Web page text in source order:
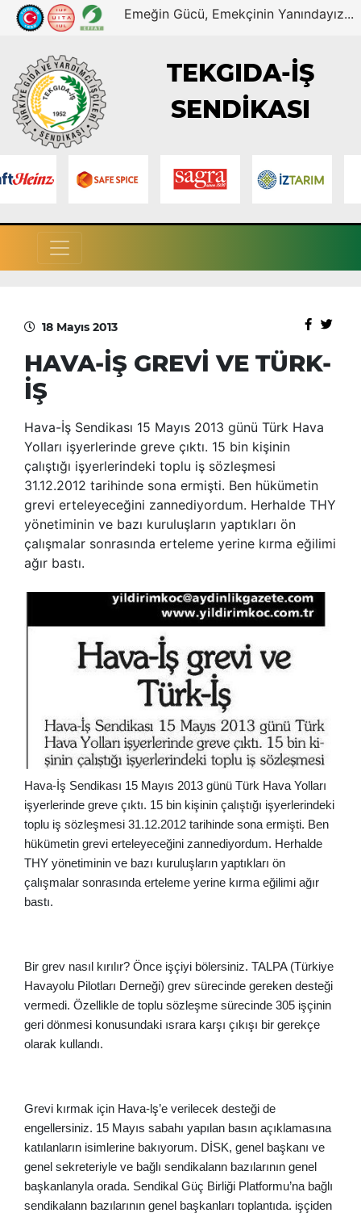
Emeğin Gücü, Emekçinin Yanındayız...
TEKGIDA-İŞ
SENDİKASI
18 Mayıs 2013
HAVA-İŞ GREVİ VE TÜRK-
İŞ
Hava-İş Sendikası 15 Mayıs 2013 günü Türk Hava
Yolları işyerlerinde greve çıktı. 15 bin kişinin
çalıştığı işyerlerindeki toplu iş sözleşmesi
31.12.2012 tarihinde sona ermişti. Ben hükümetin
grevi erteleyeceğini zannediyordum. Herhalde THY
yönetiminin ve bazı kuruluşların yaptıkları ön
çalışmalar sonrasında erteleme yerine kırma eğilimi
ağır bastı.
Hava-İş Sendikası 15 Mayıs 2013 günü Türk Hava Yolları
işyerlerinde greve çıktı. 15 bin kişinin çalıştığı işyerlerindeki
toplu iş sözleşmesi 31.12.2012 tarihinde sona ermişti. Ben
hükümetin grevi erteleyeceğini zannediyordum. Herhalde
THY yönetiminin ve bazı kuruluşların yaptıkları ön
çalışmalar sonrasında erteleme yerine kırma eğilimi ağır
bastı.
Bir grev nasıl kırılır? Önce işçiyi bölersiniz. TALPA (Türkiye
Havayolu Pilotları Derneği) grev sürecinde gereken desteği
vermedi. Özellikle de toplu sözleşme sürecinde 305 işçinin
geri dönmesi konusundaki ısrara karşı çıkışı bir gerekçe
olarak kullandı.
Grevi kırmak için Hava-lş’e verilecek desteği de
engellersiniz. 15 Mayıs sabahı yapılan basın açıklamasına
katılanların isimlerine bakıyorum. DİSK, genel başkanı ve
genel sekreteriyle ve bağlı sendikalann bazılarının genel
başkanlanyla orada. Sendikal Güç Birliği Platformu’na bağlı
sendikalann bazılarının genel başkanları toplantıda. işçiden